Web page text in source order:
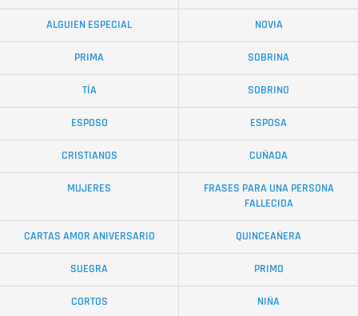
ALGUIEN ESPECIAL NOVIA
PRIMA SOBRINA
TÍA SOBRINO
ESPOSO ESPOSA
CRISTIANOS CUÑADA
MUJERES
FRASES PARA UNA PERSONA
FALLECIDA
CARTAS AMOR ANIVERSARIO QUINCEAÑERA
SUEGRA PRIMO
CORTOS NIÑA